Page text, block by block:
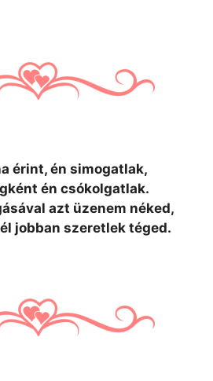
érint, én simogatlak,
én csókolgatlak.
azt üzenem néked,
jobban szeretlek téged.